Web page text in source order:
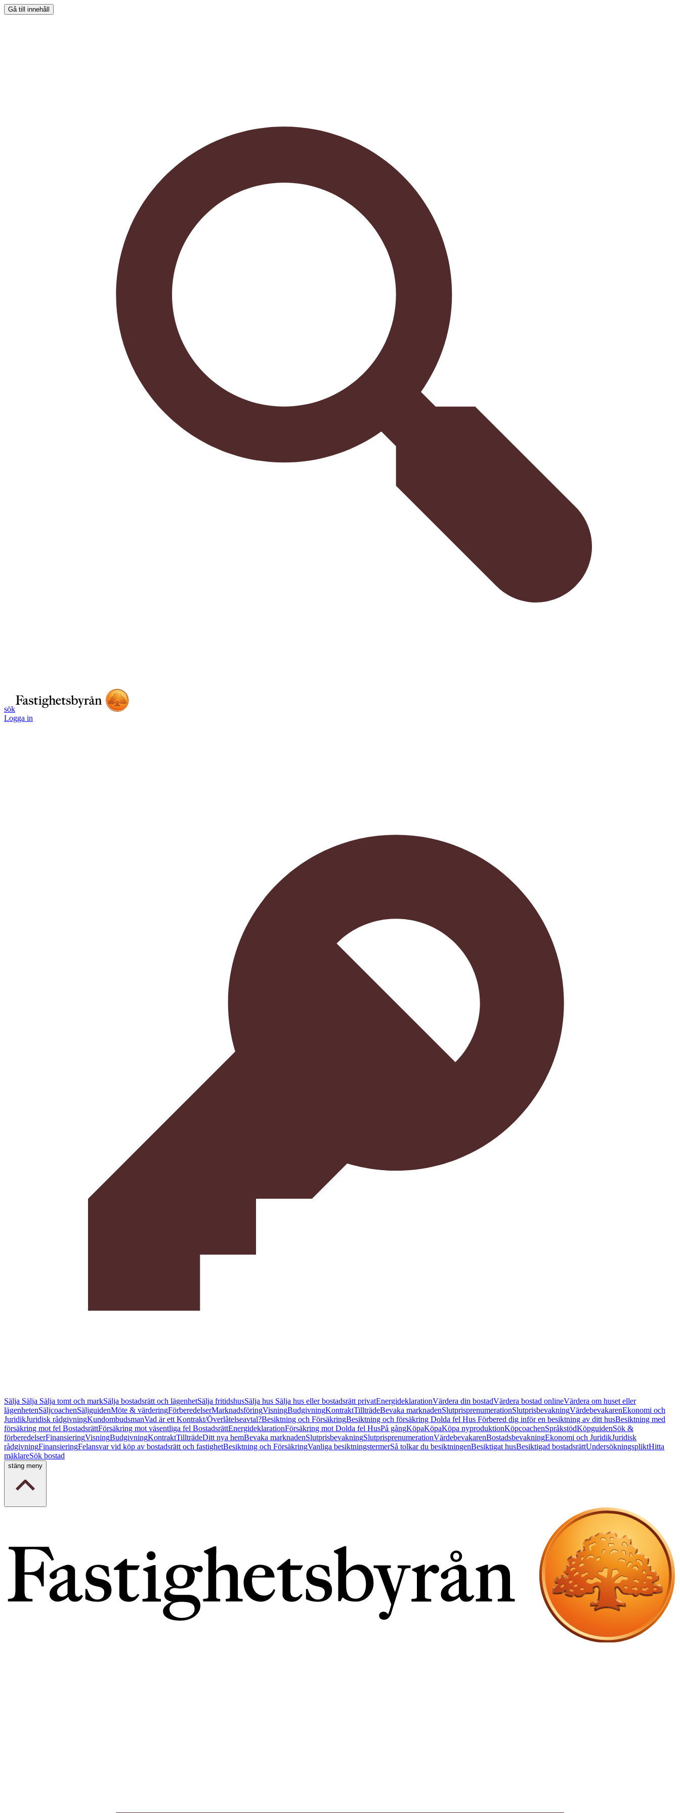
Gå till innehåll
sök
Logga in
Sälja Sälja Sälja tomt och markSälja bostadsrätt och lägenhetSälja fritidshusSälja hus Sälja hus eller bostadsrätt privatEnergideklarationVärdera din bostadVärdera bostad onlineVärdera om huset eller
lägenhetenSäljcoachenSäljguidenMöte & värderingFörberedelserMarknadsföringVisningBudgivningKontraktTillträdeBevaka marknadenSlutprisprenumerationSlutprisbevakningVärdebevakarenEkonomi och
JuridikJuridisk rådgivningKundombudsmanVad är ett Kontrakt/Överlåtelseavtal?Besiktning och FörsäkringBesiktning och försäkring Dolda fel Hus Förbered dig inför en besiktning av ditt husBesiktning med
försäkring mot fel BostadsrättFörsäkring mot väsentliga fel BostadsrättEnergideklarationFörsäkring mot Dolda fel HusPå gångKöpaKöpaKöpa nyproduktionKöpcoachenSpråkstödKöpguidenSök &
förberedelserFinansieringVisningBudgivningKontraktTillträdeDitt nya hemBevaka marknadenSlutprisbevakningSlutprisprenumerationVärdebevakarenBostadsbevakningEkonomi och JuridikJuridisk
rådgivningFinansieringFelansvar vid köp av bostadsrätt och fastighetBesiktning och FörsäkringVanliga besiktningstermerSå tolkar du besiktningenBesiktigat husBesiktigad bostadsrättUndersökningspliktHitta
mäklareSök bostad
stäng meny